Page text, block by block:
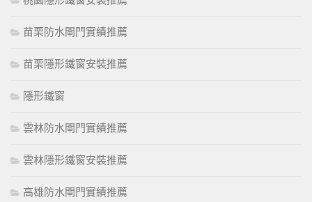
苗栗防水閘門實績推薦
苗栗隱形鐵窗安裝推薦
隱形鐵窗
雲林防水閘門實績推薦
雲林隱形鐵窗安裝推薦
高雄防水閘門實績推薦